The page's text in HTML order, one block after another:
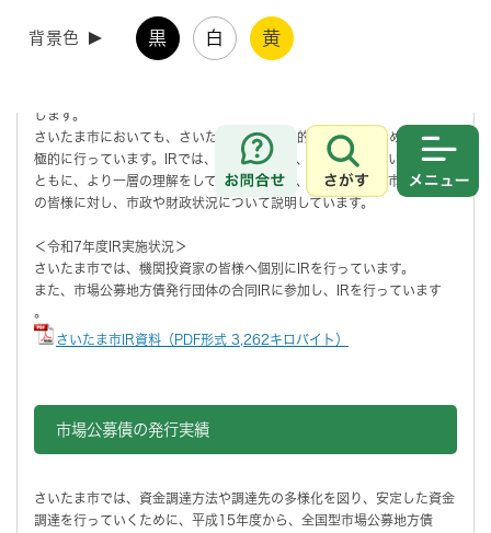
背景色 黒 白 黄
お問合せ
さがす
します。
さいたま市においても、さいたま市債を安定的に発行するため、IRを積
極的に行っています。IRでは、さいたま市に、興味を持っていただくと
ともに、より一層の理解をしていただくため、機関投資家や市場関係者
の皆様に対し、市政や財政状況について説明しています。
＜令和7年度IR実施状況＞
さいたま市では、機関投資家の皆様へ個別にIRを行っています。
また、市場公募地方債発行団体の合同IRに参加し、IRを行っています
。
さいたま市IR資料（PDF形式 3,262キロバイト）
市場公募債の発行実績
さいたま市では、資金調達方法や調達先の多様化を図り、安定した資金
調達を行っていくために、平成15年度から、全国型市場公募地方債